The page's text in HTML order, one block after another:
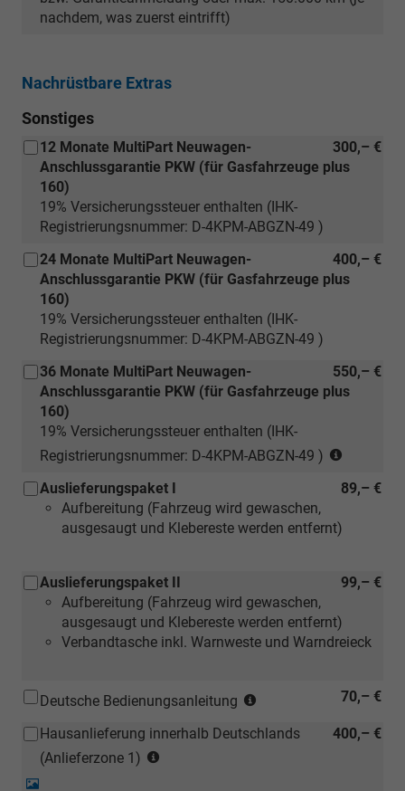
nachdem, was zuerst eintrifft)
Nachrüstbare Extras
Sonstiges
300,– €
12 Monate MultiPart Neuwagen-
Anschlussgarantie PKW (für Gasfahrzeuge plus
160)
19% Versicherungssteuer enthalten (IHK-
Registrierungsnummer: D-4KPM-ABGZN-49 )
400,– €
24 Monate MultiPart Neuwagen-
Anschlussgarantie PKW (für Gasfahrzeuge plus
160)
19% Versicherungssteuer enthalten (IHK-
Registrierungsnummer: D-4KPM-ABGZN-49 )
550,– €
36 Monate MultiPart Neuwagen-
Anschlussgarantie PKW (für Gasfahrzeuge plus
160)
19% Versicherungssteuer enthalten (IHK-
Registrierungsnummer: D-4KPM-ABGZN-49 )
89,– €
Auslieferungspaket I
Aufbereitung (Fahrzeug wird gewaschen,
ausgesaugt und Klebereste werden entfernt)
99,– €
Auslieferungspaket II
Aufbereitung (Fahrzeug wird gewaschen,
ausgesaugt und Klebereste werden entfernt)
Verbandtasche inkl. Warnweste und Warndreieck
70,– €
Deutsche Bedienungsanleitung
auch
400,– €
Hausanlieferung innerhalb Deutschlands
(Anlieferzone 1)